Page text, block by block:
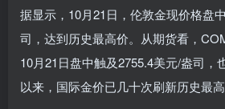
据显示，10月21日，伦敦金现价格盘
司，达到历史最高价。从期货看，
10月21日盘中触及2755.4美元/盎司，
以来，国际金价已几十次刷新历史最高